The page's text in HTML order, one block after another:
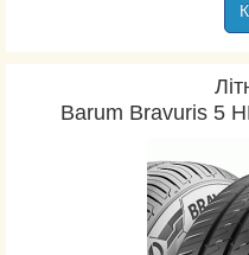
Barum Bravuris 5